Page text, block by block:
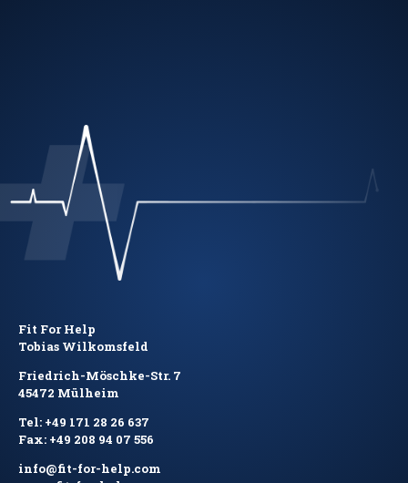
Fit For Help
Tobias Wilkomsfeld
Friedrich-Möschke-Str. 7
45472 Mülheim
Tel: +49 171 28 26 637
Fax: +49 208 94 07 556
info@fit-for-help.com